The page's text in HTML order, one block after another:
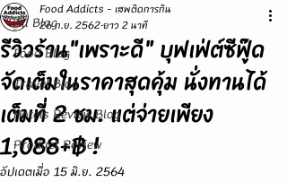
All Blog
Food Blog
Travel Blog
Hotels Review Blog
Product Review
รีวิวร้าน"เพราะดี" บุฟเฟ่ต์ซีฟู๊ด
จัดเต็มในราคาสุดคุ้ม นั่งทานได้
เต็มที่ 2 ชม. แต่จ่ายเพียง
1,088+฿ !
Food Addicts - เสพติดการกิน
26 ก.ย. 2562ยาว 2 นาที
อัปเดตเมื่อ 15 มิ.ย. 2564